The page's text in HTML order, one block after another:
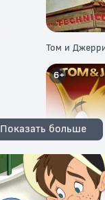
Том и
6+
Показать больше